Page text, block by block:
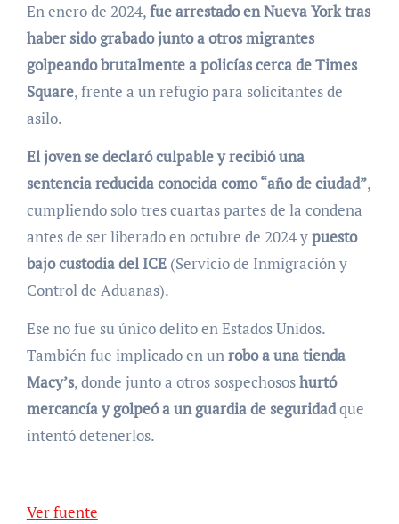
En enero de 2024,fue arrestado en Nueva York tras
haber sido grabado junto a otros migrantes
golpeando brutalmente a policías cerca de Times
Square, frente a un refugio para solicitantes de
asilo.
El joven se declaró culpable y recibió una
sentencia reducida conocida como “año de ciudad”,
cumpliendo solo tres cuartas partes de la condena
antes de ser liberado en octubre de 2024 ypuesto
bajo custodia del ICE (Servicio de Inmigración y
Control de Aduanas).
Ese no fue su único delito en Estados Unidos.
También fue implicado en unrobo a una tienda
Macy’s, donde junto a otros sospechososhurtó
mercancía y golpeó a un guardia de seguridadque
intentó detenerlos.
Ver fuente